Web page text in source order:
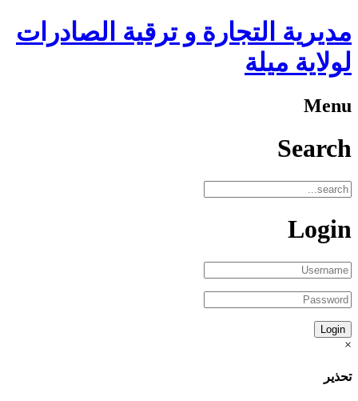
مديرية التجارة و ترقية الصادرات
لولاية ميلة
Menu
Search
Login
×
تحذير